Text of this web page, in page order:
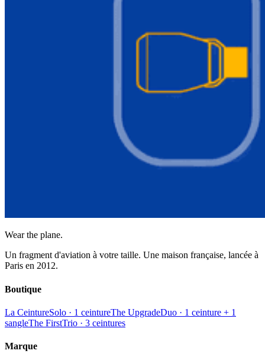
Wear the plane.
Un fragment d'aviation à votre taille. Une maison française, lancée à
Paris en 2012.
Boutique
La CeintureSolo · 1 ceintureThe UpgradeDuo · 1 ceinture + 1
sangleThe FirstTrio · 3 ceintures
Marque